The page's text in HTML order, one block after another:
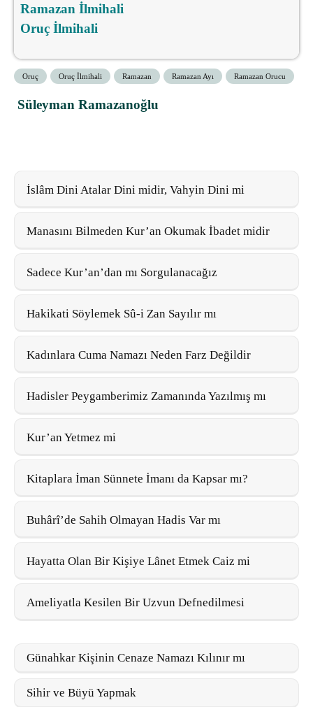
Ramazan İlmihali
Oruç İlmihali
Oruç Oruç İlmihali Ramazan Ramazan Ayı Ramazan Orucu
Süleyman Ramazanoğlu
İslâm Dini Atalar Dini midir, Vahyin Dini mi
Manasını Bilmeden Kur’an Okumak İbadet midir
Sadece Kur’an’dan mı Sorgulanacağız
Hakikati Söylemek Sû-i Zan Sayılır mı
Kadınlara Cuma Namazı Neden Farz Değildir
Hadisler Peygamberimiz Zamanında Yazılmış mı
Kur’an Yetmez mi
Kitaplara İman Sünnete İmanı da Kapsar mı?
Buhârî’de Sahih Olmayan Hadis Var mı
Hayatta Olan Bir Kişiye Lânet Etmek Caiz mi
Ameliyatla Kesilen Bir Uzvun Defnedilmesi
Günahkar Kişinin Cenaze Namazı Kılınır mı
Sihir ve Büyü Yapmak